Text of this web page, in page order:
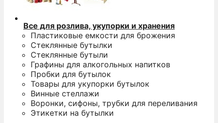
Все для розлива, укупорки и хранения
Пластиковые емкости для брожения
Стеклянные бутылки
Стеклянные бутыли
Графины для алкогольных напитков
Пробки для бутылок
Товары для укупорки бутылок
Винные стеллажи
Воронки, сифоны, трубки для переливания
Этикетки на бутылки